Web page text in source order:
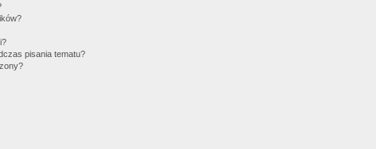
pisania tematu?